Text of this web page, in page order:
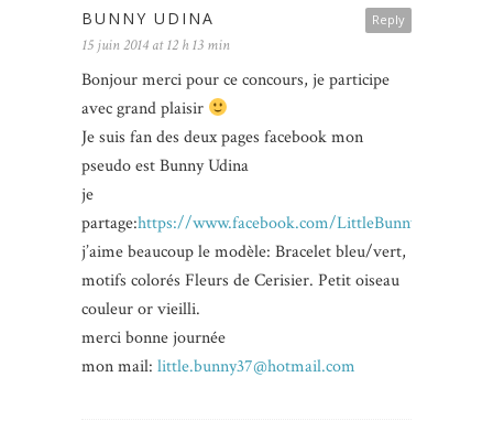
Reply
BUNNY UDINA
15 juin 2014 at 12 h 13 min
Bonjour merci pour ce concours, je participe
avec grand plaisir
Je suis fan des deux pages facebook mon
pseudo est Bunny Udina
je
partage:https://www.facebook.com/LittleBunny37/posts/
j’aime beaucoup le modèle: Bracelet bleu/vert,
motifs colorés Fleurs de Cerisier. Petit oiseau
couleur or vieilli.
merci bonne journée
mon mail: little.bunny37@hotmail.com